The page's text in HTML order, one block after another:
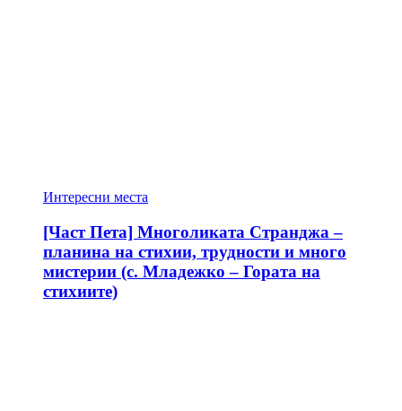
Интересни места
[Част Пета] Многоликата Странджа –
планина на стихии, трудности и много
мистерии (с. Младежко – Гората на
стихиите)